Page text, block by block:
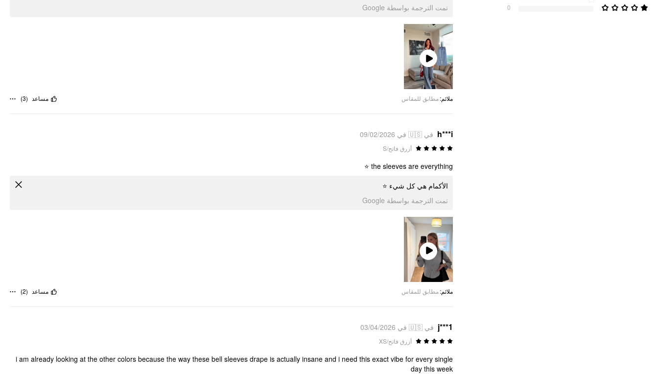
0
تمت الترجمة بواسطة Google
Play
Video
ملائم:مطابق للمقاس مساعد (
3
)
h***i في 🇺🇸 في 09/02/2026
أزرق فاتح/S
the sleeves are everything ⭐
الأكمام هي كل شيء ⭐
تمت الترجمة بواسطة Google
Play
Video
ملائم:مطابق للمقاس مساعد (
2
)
j***1 في 🇺🇸 في 03/04/2026
أزرق فاتح/XS
i am already looking at the other colors because the way these bell sleeves drape is actually insane and i need this exact vibe for every single
day this week